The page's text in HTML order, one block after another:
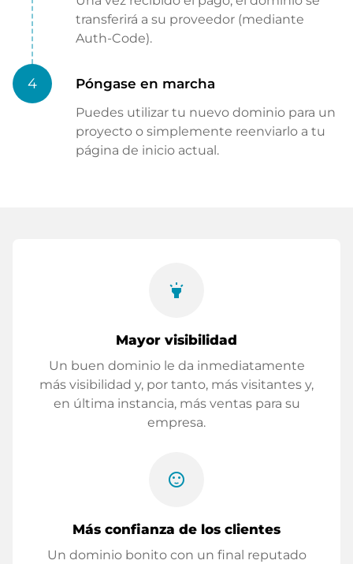
transferirá a su proveedor (mediante
Auth-Code).
4 Póngase en marcha
Puedes utilizar tu nuevo dominio para un
proyecto o simplemente reenviarlo a tu
página de inicio actual.
highlight
Mayor visibilidad
Un buen dominio le da inmediatamente
más visibilidad y, por tanto, más visitantes y,
en última instancia, más ventas para su
empresa.
sentiment_satisfied
Más confianza de los clientes
Un dominio bonito con un final reputado